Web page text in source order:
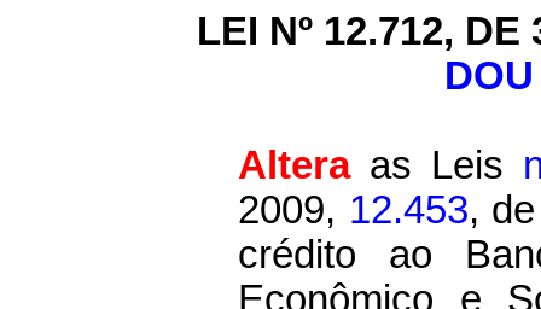
LEI Nº 12.712,
Alteraas Leis
2009, 12.453,
crédito ao
Econômico e